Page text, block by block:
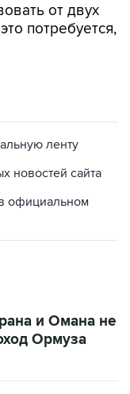
от двух
потребуется,
ленту
новостей сайта
официальном
и Омана не
Ормуза